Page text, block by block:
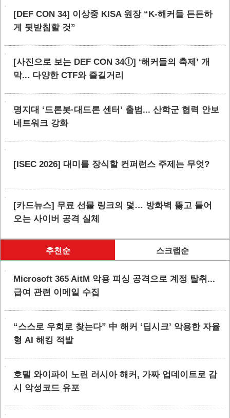
[DEF CON 34] 이상중 KISA 원장 “K-해커들 든든하
게 뒷받침할 것”
[사진으로 보는 DEF CON 34ⓛ] ‘해커들의 축제’ 개
막... 다양한 CTF와 즐길거리
명지대 ‘드론봇·대드론 센터’ 출범... 산학군 협력 안보
네트워크 강화
[ISEC 2026] 대미를 장식할 컨퍼런스 주제는 무엇?
[카드뉴스] 무료 선물 링크의 덫… 방화벽 뚫고 들어
오는 사이버 공격 실체
추천순 스크랩순
Microsoft 365 AitM 악용 피싱 공격으로 계정 탈취...
급여 관련 이메일 수집
“스스로 우회로 찾는다” 中 해커 ‘딥시크’ 악용한 자율
형 AI 해킹 적발
호텔 와이파이 노린 러시아 해커, 가짜 업데이트로 감
시 악성코드 유포